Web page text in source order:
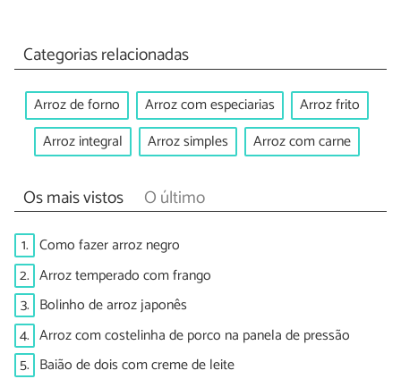
Categorias relacionadas
Arroz de forno Arroz com especiarias
Arroz frito
Arroz integral
Arroz simples Arroz com carne
Os mais vistos O último
1. Como fazer arroz negro
2. Arroz temperado com frango
3. Bolinho de arroz japonês
4. Arroz com costelinha de porco na panela de pressão
5. Baião de dois com creme de leite